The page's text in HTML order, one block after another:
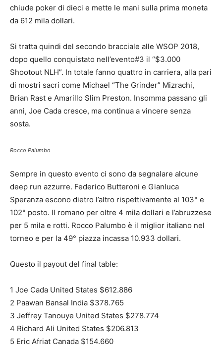
chiude poker di dieci e mette le mani sulla prima moneta
da 612 mila dollari.
Si tratta quindi del secondo bracciale alle WSOP 2018,
dopo quello conquistato nell’evento#3 il “$3.000
Shootout NLH”. In totale fanno quattro in carriera, alla pari
di mostri sacri come Michael “The Grinder” Mizrachi,
Brian Rast e Amarillo Slim Preston. Insomma passano gli
anni, Joe Cada cresce, ma continua a vincere senza
sosta.
Rocco Palumbo
Sempre in questo evento ci sono da segnalare alcune
deep run azzurre. Federico Butteroni e Gianluca
Speranza escono dietro l’altro rispettivamente al 103° e
102° posto. Il romano per oltre 4 mila dollari e l’abruzzese
per 5 mila e rotti. Rocco Palumbo è il miglior italiano nel
torneo e per la 49° piazza incassa 10.933 dollari.
Questo il payout del final table:
1 Joe Cada United States $612.886
2 Paawan Bansal India $378.765
3 Jeffrey Tanouye United States $278.774
4 Richard Ali United States $206.813
5 Eric Afriat Canada $154.660